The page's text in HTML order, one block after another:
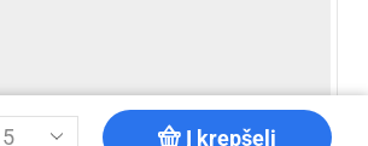
Į krepšelį